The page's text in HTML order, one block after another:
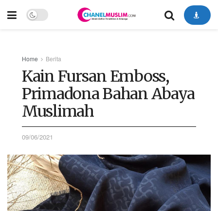
Home Berita
Kain Fursan Emboss,
Primadona Bahan Abaya
Muslimah
09/06/2021